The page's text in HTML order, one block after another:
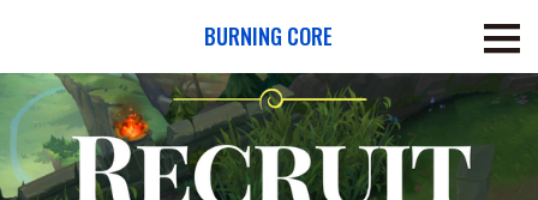
BURNING CORE